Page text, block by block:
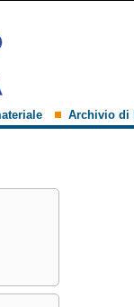
Archivio di